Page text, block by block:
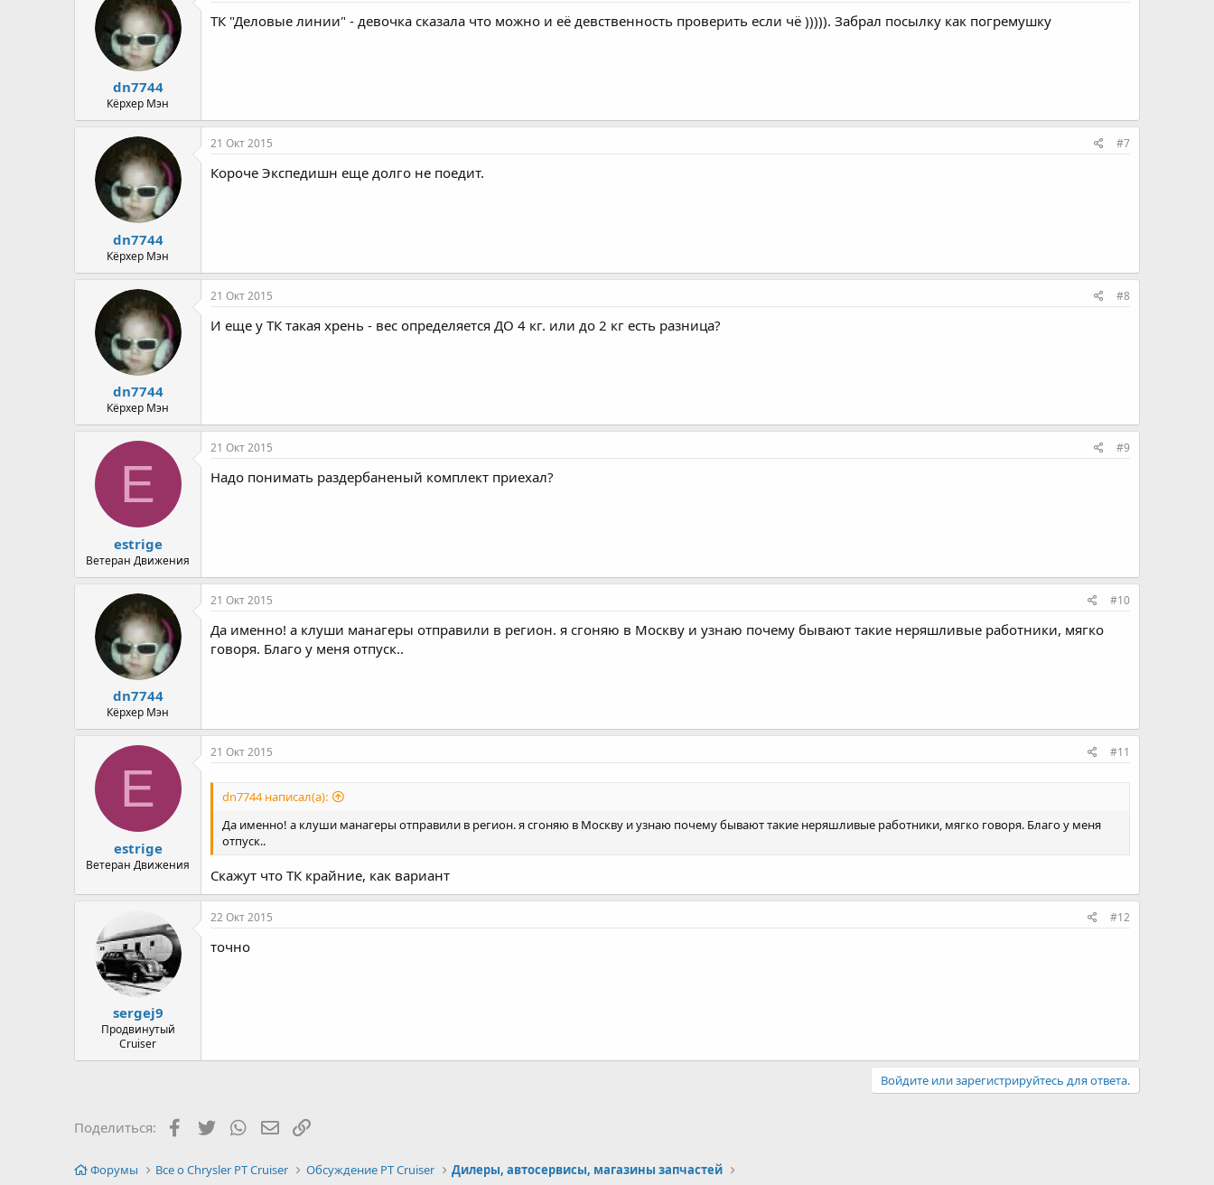
dn7744
Кёрхер Мэн
ТК "Деловые линии" - девочка сказала что можно и её девственность проверить если чё ))))). Забрал посылку как погремушку
dn7744
Кёрхер Мэн
21 Окт 2015 #7
Короче Экспедишн еще долго не поедит.
dn7744
Кёрхер Мэн
21 Окт 2015 #8
И еще у ТК такая хрень - вес определяется ДО 4 кг. или до 2 кг есть разница?
E
estrige
Ветеран Движения
21 Окт 2015 #9
Надо понимать раздербаненый комплект приехал?
dn7744
Кёрхер Мэн
21 Окт 2015 #10
Да именно! а клуши манагеры отправили в регион. я сгоняю в Москву и узнаю почему бывают такие неряшливые работники, мягко
говоря. Благо у меня отпуск..
E
estrige
Ветеран Движения
21 Окт 2015 #11
dn7744 написал(а):
Да именно! а клуши манагеры отправили в регион. я сгоняю в Москву и узнаю почему бывают такие неряшливые работники, мягко говоря. Благо у меня
отпуск..
Скажут что ТК крайние, как вариант
sergej9
Продвинутый
Cruiser
22 Окт 2015 #12
точно
Войдите или зарегистрируйтесь для ответа.
Поделиться: Facebook
TwitterWhatsAppЭлектронная почта
Ссылка
Форумы Все о Chrysler PT Cruiser Обсуждение PT Cruiser Дилеры, автосервисы, магазины запчастей